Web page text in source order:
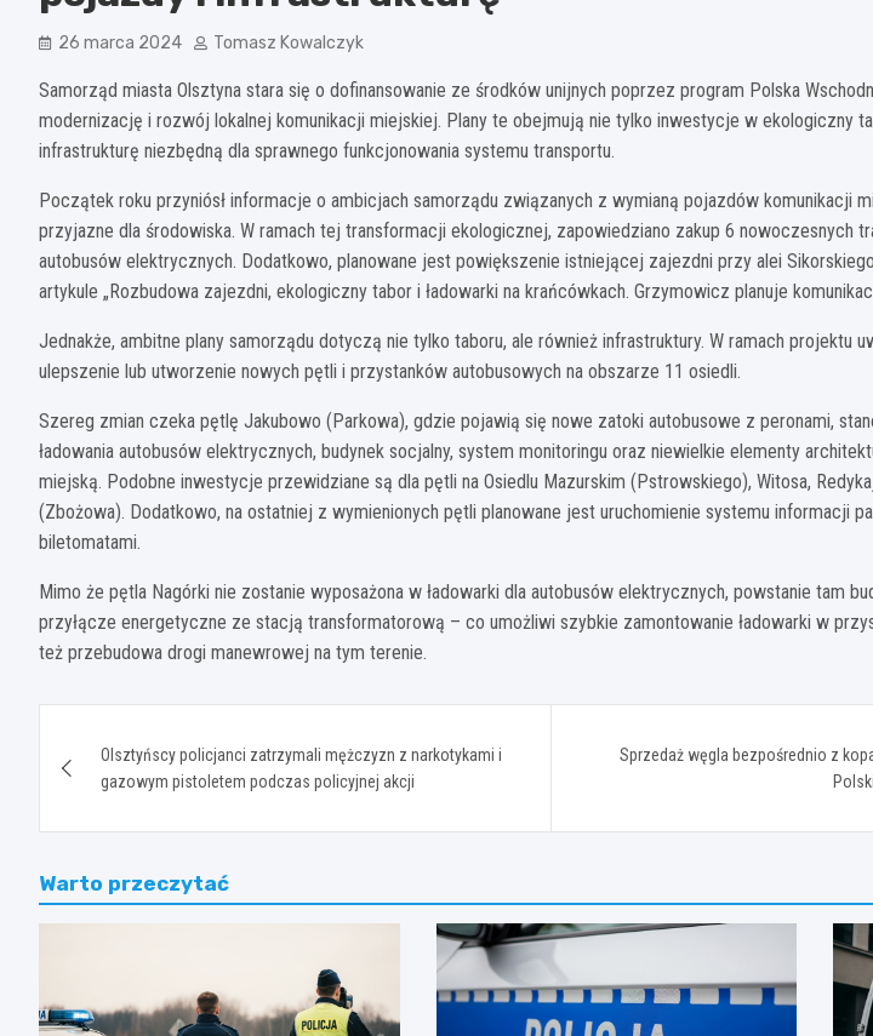
26 marca 2024 Tomasz Kowalczyk
Samorząd miasta Olsztyna stara się o dofinansowanie ze środków unijnych poprzez program Polska
modernizację i rozwój lokalnej komunikacji miejskiej. Plany te obejmują nie tylko inwestycje w ekologiczny
infrastrukturę niezbędną dla sprawnego funkcjonowania systemu transportu.
Początek roku przyniósł informacje o ambicjach samorządu związanych z wymianą pojazdów komunikacji
przyjazne dla środowiska. W ramach tej transformacji ekologicznej, zapowiedziano zakup 6 nowoczesnych
autobusów elektrycznych. Dodatkowo, planowane jest powiększenie istniejącej zajezdni przy alei
artykule „Rozbudowa zajezdni, ekologiczny tabor i ładowarki na krańcówkach. Grzymowicz planuje
Jednakże, ambitne plany samorządu dotyczą nie tylko taboru, ale również infrastruktury. W ramach projektu
ulepszenie lub utworzenie nowych pętli i przystanków autobusowych na obszarze 11 osiedli.
Szereg zmian czeka pętlę Jakubowo (Parkowa), gdzie pojawią się nowe zatoki autobusowe z peronami,
ładowania autobusów elektrycznych, budynek socjalny, system monitoringu oraz niewielkie elementy
miejską. Podobne inwestycje przewidziane są dla pętli na Osiedlu Mazurskim (Pstrowskiego), Witosa,
(Zbożowa). Dodatkowo, na ostatniej z wymienionych pętli planowane jest uruchomienie systemu informacji
biletomatami.
Mimo że pętla Nagórki nie zostanie wyposażona w ładowarki dla autobusów elektrycznych, powstanie tam
przyłącze energetyczne ze stacją transformatorową – co umożliwi szybkie zamontowanie ładowarki w
też przebudowa drogi manewrowej na tym terenie.
wpisu
Olsztyńscy policjanci zatrzymali mężczyzn z narkotykami i
gazowym pistoletem podczas policyjnej akcji
Sprzedaż węgla bezpośrednio z
Warto przeczytać